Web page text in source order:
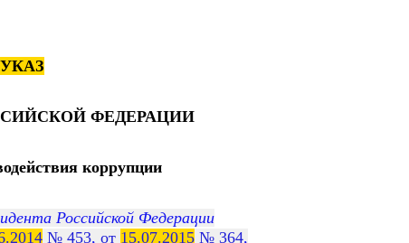
УКАЗ
ФЕДЕРАЦИИ
коррупции
Российской Федерации
№ 453, от 15.07.2015№ 364,